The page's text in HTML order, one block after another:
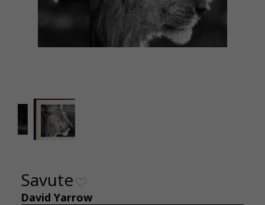
Savute
David Yarrow